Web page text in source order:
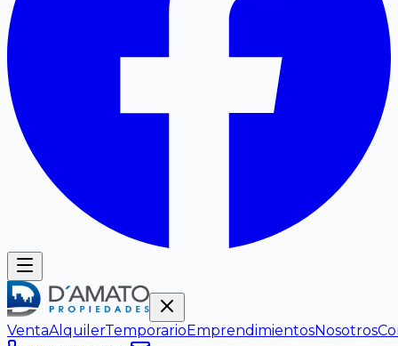
VentaAlquilerTemporarioEmprendimientosNosotros